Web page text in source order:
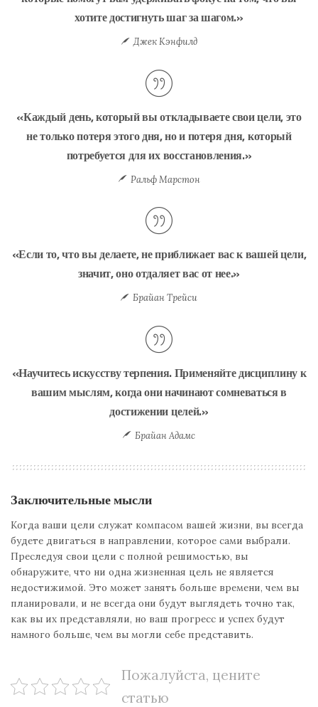
хотите достигнуть шаг за шагом.»
Джек Кэнфилд
«Каждый день, который вы откладываете свои цели, это
не только потеря этого дня, но и потеря дня, который
потребуется для их восстановления.»
Ральф Марстон
«Если то, что вы делаете, не приближает вас к вашей цели,
значит, оно отдаляет вас от нее.»
Брайан Трейси
«Научитесь искусству терпения. Применяйте дисциплину к
вашим мыслям, когда они начинают сомневаться в
достижении целей.»
Брайан Адамс
Заключительные мысли
Когда ваши цели служат компасом вашей жизни, вы всегда
будете двигаться в направлении, которое сами выбрали.
Преследуя свои цели с полной решимостью, вы
обнаружите, что ни одна жизненная цель не является
недостижимой. Это может занять больше времени, чем вы
планировали, и не всегда они будут выглядеть точно так,
как вы их представляли, но ваш прогресс и успех будут
намного больше, чем вы могли себе представить.
Пожалуйста, цените
статью